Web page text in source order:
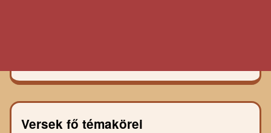
Versek fő témakörei